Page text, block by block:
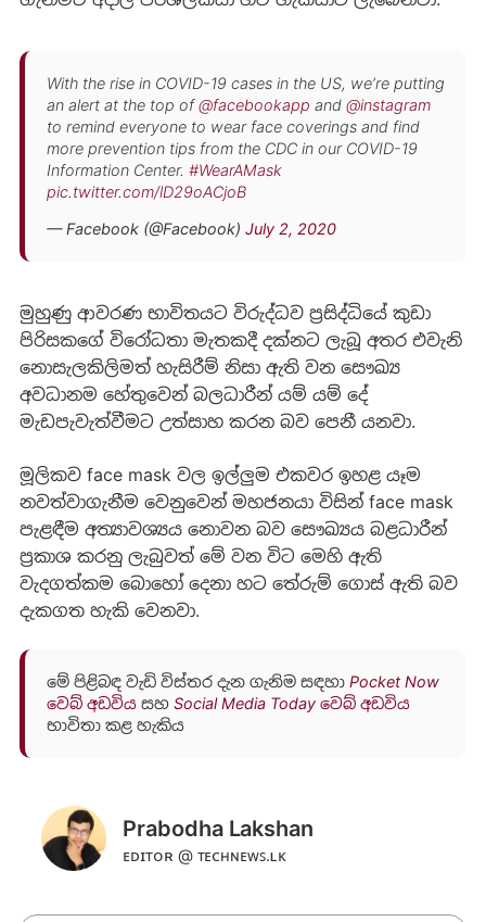
With the rise in COVID-19 cases in the US, we’re putting
an alert at the top of@facebookapp and @instagram
to remind everyone to wear face coverings and find
more prevention tips from the CDC in our COVID-19
Information Center. #WearAMask
pic.twitter.com/lD29oACjoB
— Facebook (@Facebook) July 2, 2020
මුහුණු ආවරණ භාවිතයට විරුද්ධව ප්‍රසිද්ධියේ කුඩා
පිරිසකගේ විරෝධතා මැතකදී දක්නට ලැබූ අතර එවැනි
නොසැලකිලිමත් හැසිරීම් නිසා ඇති වන සෞඛ්‍ය
අවධානම හේතුවෙන් බලධාරීන් යම් යම් දේ
මැඩපැවැත්වීමට උත්සාහ කරන බව පෙනී යනවා.
මූලිකව face mask වල ඉල්ලුම එකවර ඉහළ යෑම
නවත්වාගැනීම වෙනුවෙන් මහජනයා විසින් face mask
පැළඳීම අත්‍යාවශ්‍යය නොවන බව සෞඛ්‍යය බළධාරීන්
ප්‍රකාශ කරනු ලැබුවත් මේ වන විට මෙහි ඇති
වැදගත්කම බොහෝ දෙනා හට ‍තේරුම් ගොස් ඇති බව
දැකගත හැකි වෙනවා.
මේ පිළිබඳ වැඩි විස්තර දැන ගැනිම සඳහා Pocket Now
වෙබ් අඩවියසහ Social Media Today වෙබ් අඩවිය
භාවිතා කළ හැකිය
Prabodha Lakshan
ᴇᴅɪᴛᴏʀ @ ᴛᴇᴄʜɴᴇᴡꜱ.ʟᴋ